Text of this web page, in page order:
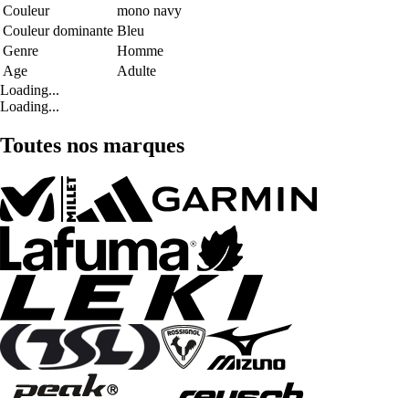
Couleur
mono navy
Couleur dominante Bleu
Genre
Homme
Age
Adulte
Loading...
Loading...
Toutes nos marques